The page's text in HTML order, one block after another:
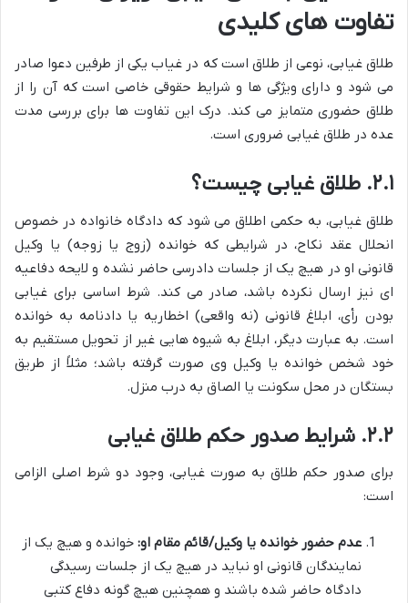
تفاوت های کلیدی
طلاق غیابی، نوعی از طلاق است که در غیاب یکی از طرفین دعوا صادر
می شود و دارای ویژگی ها و شرایط حقوقی خاصی است که آن را از
طلاق حضوری متمایز می کند. درک این تفاوت ها برای بررسی مدت
عده در طلاق غیابی ضروری است.
۲.۱. طلاق غیابی چیست؟
طلاق غیابی، به حکمی اطلاق می شود که دادگاه خانواده در خصوص
انحلال عقد نکاح، در شرایطی که خوانده (زوج یا زوجه) یا وکیل
قانونی او در هیچ یک از جلسات دادرسی حاضر نشده و لایحه دفاعیه
ای نیز ارسال نکرده باشد، صادر می کند. شرط اساسی برای غیابی
بودن رأی، ابلاغ قانونی (نه واقعی) اخطاریه یا دادنامه به خوانده
است. به عبارت دیگر، ابلاغ به شیوه هایی غیر از تحویل مستقیم به
خود شخص خوانده یا وکیل وی صورت گرفته باشد؛ مثلاً از طریق
بستگان در محل سکونت یا الصاق به درب منزل.
۲.۲. شرایط صدور حکم طلاق غیابی
برای صدور حکم طلاق به صورت غیابی، وجود دو شرط اصلی الزامی
است:
عدم حضور خوانده یا وکیل/قائم مقام او: خوانده و هیچ یک از
نمایندگان قانونی او نباید در هیچ یک از جلسات رسیدگی
دادگاه حاضر شده باشند و همچنین هیچ گونه دفاع کتبی